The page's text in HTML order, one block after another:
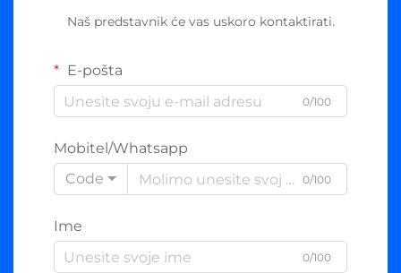
Naš predstavnik će vas uskoro kontaktirati.
E-pošta
0/100
Mobitel/Whatsapp
Code
0/100
Ime
0/100